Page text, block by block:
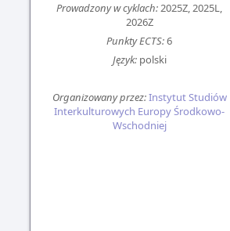
Prowadzony w cyklach:2025Z, 2025L,
2026Z
Punkty ECTS:6
Język:polski
Organizowany przez:Instytut Studiów
Interkulturowych Europy Środkowo-
Wschodniej